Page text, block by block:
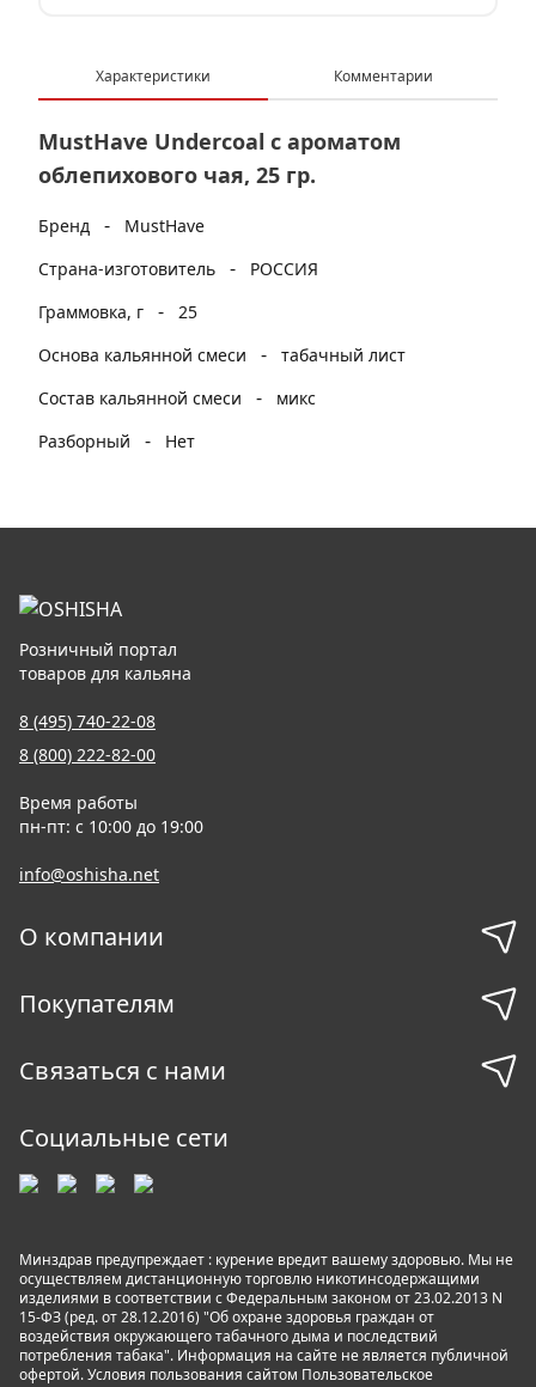
Характеристики Комментарии
MustHave Undercoal с ароматом
облепихового чая, 25 гр.
Бренд -
MustHave
Страна-изготовитель
-
РОССИЯ
Граммовка, г
- 25
Основа кальянной смеси
- табачный лист
Состав кальянной смеси
-
микс
Разборный
- Нет
Розничный портал
товаров для кальяна
8 (495) 740-22-08
8 (800) 222-82-00
Время работы
пн-пт: с 10:00 до 19:00
info@oshisha.net
О компании
Покупателям
Связаться с нами
Социальные сети
Минздрав предупреждает : курение вредит вашему здоровью. Мы не
осуществляем дистанционную торговлю никотинсодержащими
изделиями в соответствии с Федеральным законом от 23.02.2013 N
15-ФЗ (ред. от 28.12.2016) "Об охране здоровья граждан от
воздействия окружающего табачного дыма и последствий
потребления табака". Информация на сайте не является публичной
офертой. Условия пользования сайтом Пользовательское